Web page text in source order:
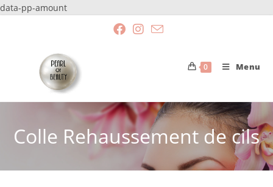
data-pp-amount
0 Menu
Colle Rehaussement de cils